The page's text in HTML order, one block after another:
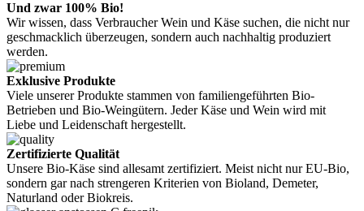
Und zwar 100% Bio!
Wir wissen, dass Verbraucher Wein und Käse suchen, die nicht nur
geschmacklich überzeugen, sondern auch nachhaltig produziert
werden.
Exklusive Produkte
Viele unserer Produkte stammen von familiengeführten Bio-
Betrieben und Bio-Weingütern. Jeder Käse und Wein wird mit
Liebe und Leidenschaft hergestellt.
Zertifizierte Qualität
Unsere Bio-Käse sind allesamt zertifiziert. Meist nicht nur EU-Bio,
sondern gar nach strengeren Kriterien von Bioland, Demeter,
Naturland oder Biokreis.